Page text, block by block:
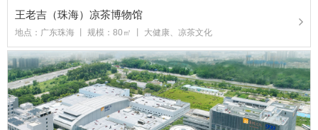
王老吉（珠海）凉茶博物馆
地点：广东珠海 丨 规模：80㎡ 丨 大健康、凉茶文化